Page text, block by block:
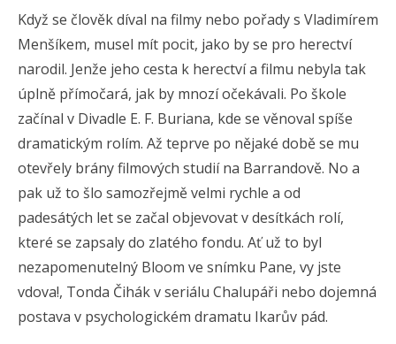
Když se člověk díval na filmy nebo pořady s Vladimírem
Menšíkem, musel mít pocit, jako by se pro herectví
narodil. Jenže jeho cesta k herectví a filmu nebyla tak
úplně přímočará, jak by mnozí očekávali. Po škole
začínal v Divadle E. F. Buriana, kde se věnoval spíše
dramatickým rolím. Až teprve po nějaké době se mu
otevřely brány filmových studií na Barrandově. No a
pak už to šlo samozřejmě velmi rychle a od
padesátých let se začal objevovat v desítkách rolí,
které se zapsaly do zlatého fondu. Ať už to byl
nezapomenutelný Bloom ve snímku Pane, vy jste
vdova!, Tonda Čihák v seriálu Chalupáři nebo dojemná
postava v psychologickém dramatu Ikarův pád.